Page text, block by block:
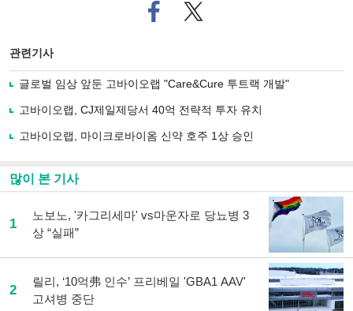
페
이
로
기
사
유
트위
터로
관련기사
글로벌 임상 앞둔 고바이오랩 "Care&Cure 투트랙 개발"
고바이오랩, CJ제일제당서 40억 전략적 투자 유치
고바이오랩, 마이크로바이옴 신약 호주 1상 승인
많이 본 기사
1
노보노, '카그리세마' vs마운자로 당뇨병 3
상 “실패”
2
릴리, ‘10억弗 인수’ 프리베일 'GBA1 AAV'
고셔병 중단